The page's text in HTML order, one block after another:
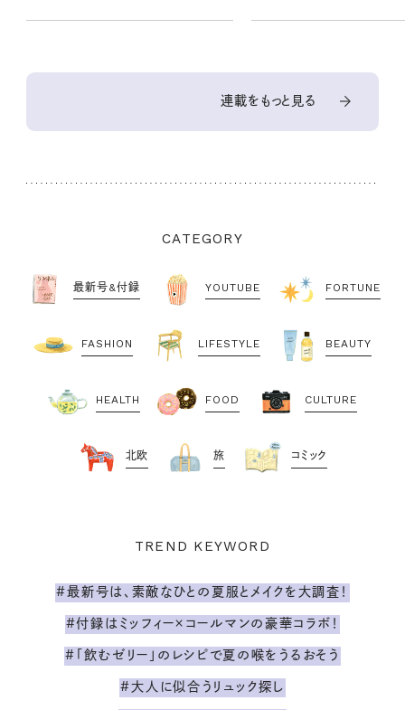
連載をもっと見る
CATEGORY
最新号&付録 YOUTUBE FORTUNE
FASHION LIFESTYLE BEAUTY
HEALTH FOOD CULTURE
北欧 旅 コミック
TREND KEYWORD
#最新号は、素敵なひとの夏服とメイクを大調査！
#付録はミッフィー×コールマンの豪華コラボ！
#「飲むゼリー」のレシピで夏の喉をうるおそう
#大人に似合うリュック探し